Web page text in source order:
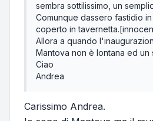
sembra sottilissimo, un
Comunque dassero fastidio
coperto in
Allora a quando
Mantova non è lontana ed
Ciao
Andrea
Carissimo Andrea.